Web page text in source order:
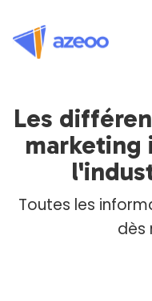
Les
marketing
Toutes les
dès